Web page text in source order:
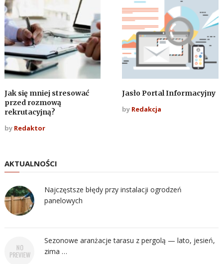
Jak się mniej stresować
przed rozmową
rekrutacyjną?
by Redaktor
Jasło Portal Informacyjny
by Redakcja
AKTUALNOŚCI
Najczęstsze błędy przy instalacji ogrodzeń
panelowych
Sezonowe aranżacje tarasu z pergolą — lato, jesień,
zima …